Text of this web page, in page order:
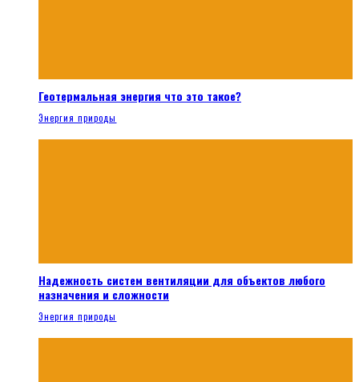
Геотермальная энергия что это такое?
Энергия природы
Надежность систем вентиляции для объектов любого
назначения и сложности
Энергия природы